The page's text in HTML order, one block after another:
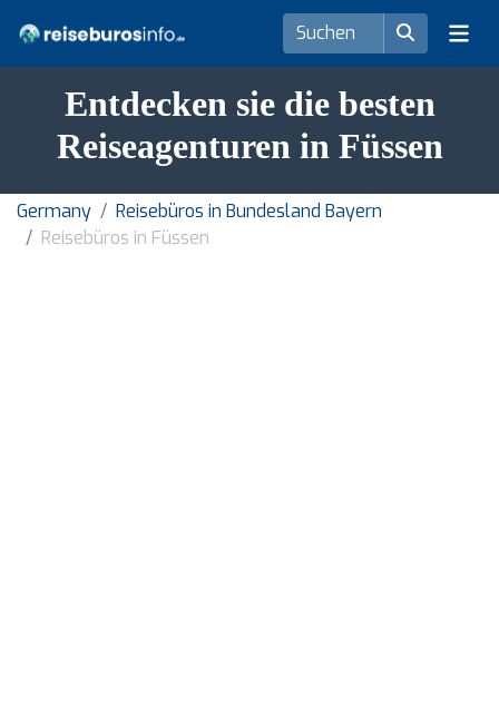
Entdecken sie die besten
Reiseagenturen in Füssen
Germany
Reisebüros in Bundesland Bayern
Reisebüros in Füssen